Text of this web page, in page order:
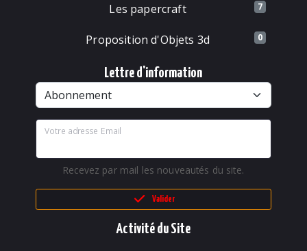
Les papercraft 7
Proposition d'Objets 3d 0
Lettre d'information
Votre adresse Email
Recevez par mail les nouveautés du site.
Valider
Activité du Site